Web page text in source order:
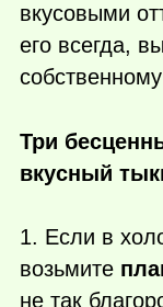
вкусовыми
его всегда,
Три
вкусный
1. Если в
возьмите
не так